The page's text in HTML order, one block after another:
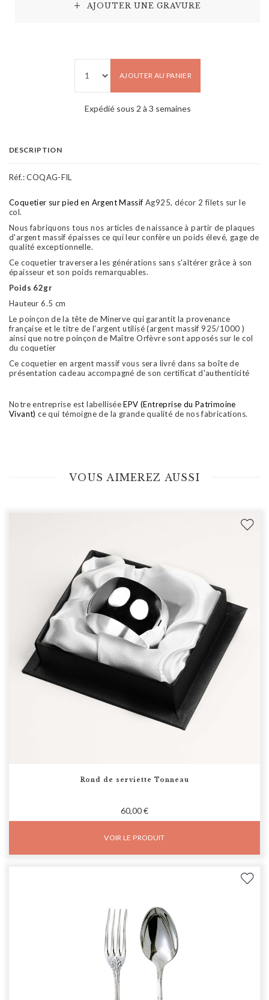
AJOUTER UNE GRAVURE
AJOUTER AU PANIER
Expédié sous 2 à 3 semaines
DESCRIPTION
Réf.:COQAG-FIL
Coquetier sur pied en Argent Massif Ag925, décor 2 filets sur le
col.
Nous fabriquons tous nos articles de naissance à partir de plaques
d'argent massif épaisses ce qui leur confère un poids élevé, gage de
qualité exceptionnelle.
Ce coquetier traversera les générations sans s'altérer grâce à son
épaisseur et son poids remarquables.
Poids 62gr
Hauteur 6.5 cm
Le poinçon de la tête de Minerve qui garantit la provenance
française et le titre de l'argent utilisé (argent massif 925/1000 )
ainsi que notre poinçon de Maître Orfèvre sont apposés sur le col
du coquetier
Ce coquetier en argent massif vous sera livré dans sa boîte de
présentation cadeau accompagné de son certificat d'authenticité
Notre entreprise est labelliséeEPV (Entreprise du Patrimoine
Vivant) ce qui témoigne de la grande qualité de nos fabrications.
VOUS AIMEREZ AUSSI
Rond de serviette Tonneau
60,00 €
VOIR LE PRODUIT